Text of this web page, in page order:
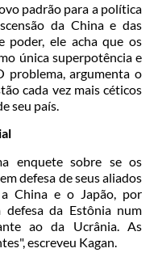
padrão para a política
da China e das
poder, ele acha que os
única superpotência e
problema, argumenta o
cada vez mais céticos
seu país.
enquete sobre se os
defesa de seus aliados
China e o Japão, por
da Estônia num
ao da Ucrânia. As
escreveu Kagan.